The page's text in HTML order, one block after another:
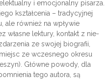
i emocjonalny pisarza.
kształcenia – tradycyjnej
ale również na wpływie
własne lektury, kontakt z nie-
ze swojej biografii,
ze wczesnego okresu
Główne powody, dla
tego autora, są